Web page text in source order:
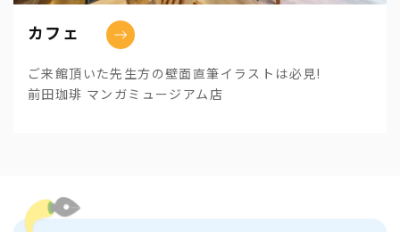
カフェ
ご来館頂いた先生方の壁面直筆イラストは必見!
前田珈琲 マンガミュージアム店